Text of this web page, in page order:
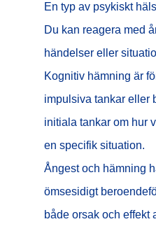
En typ av psykiskt
Du kan reagera med
händelser eller
Kognitiv hämning är
impulsiva tankar eller
initiala tankar om hur
en specifik situation.
Ångest och hämning
ömsesidigt
både orsak och effekt